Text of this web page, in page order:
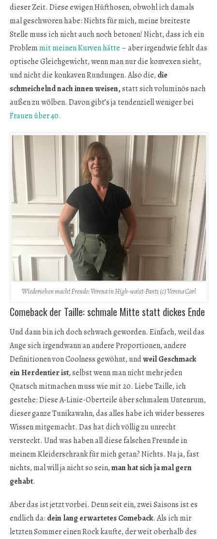
dieser Zeit. Diese ewigen Hüfthosen, obwohl ich damals
mal geschworen habe: Nichts für mich, meine breiteste
Stelle muss ich nicht auch noch betonen! Nicht, dass ich ein
Problemmit meinen Kurven hätte – aber irgendwie fehlt das
optische Gleichgewicht, wenn man nur die konvexen sieht,
und nicht die konkaven Rundungen. Also die, die
schmeichelnd nach innen weisen,statt sich voluminös nach
außen zu wölben. Davon gibt’s ja tendenziell weniger bei
Frauen über 40.
Wiedersehen macht Freude: Verena in High-waist-Pants (c) Verena Carl
Comeback der Taille: schmale Mitte statt dickes Ende
Und dann bin ich doch schwach geworden. Einfach, weil das
Auge sich irgendwann an andere Proportionen, andere
Definitionen von Coolness gewöhnt, undweil Geschmack
ein Herdentier ist, selbst wenn man nicht mehr jeden
Quatsch mitmachen muss wie mit 20. Liebe Taille, ich
gestehe: Diese A-Linie-Oberteile über schmalem Untenrum,
dieser ganze Tunikawahn, das alles habe ich wider besseres
Wissen mitgemacht. Das hat dich völlig zu unrecht
versteckt. Und was haben all diese falschen Freunde in
meinem Kleiderschrank für mich getan? Nichts. Na ja, fast
nichts, mal will ja nicht so sein,man hat sich ja mal gern
gehabt.
Aber das ist jetzt vorbei. Denn seit ein, zwei Saisons ist es
endlich da: dein lang erwartetes Comeback. Als ich mir
letzten Sommer einen Rock kaufte, der weit oberhalb des